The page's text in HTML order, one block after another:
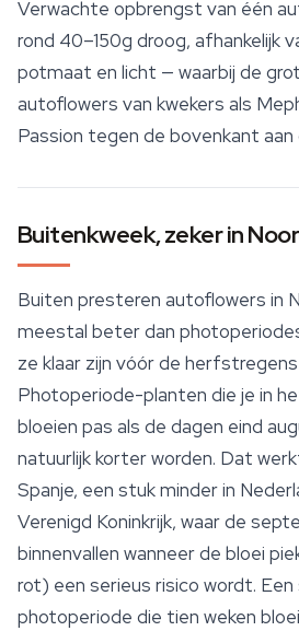
Verwachte opbrengst van één
rond 40–150g droog, afhankelijk
potmaat en licht — waarbij de
autoflowers van kwekers als
Passion tegen de bovenkant aan
Buitenkweek, zeker in
Buiten presteren autoflowers in
meestal beter dan
ze klaar zijn vóór de
Photoperiode-planten die je in
bloeien pas als de dagen eind
natuurlijk korter worden. Dat
Spanje, een stuk minder in
Verenigd Koninkrijk, waar de
binnenvallen wanneer de bloei
rot) een serieus risico wordt.
photoperiode die tien weken